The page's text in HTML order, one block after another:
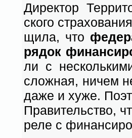
Ди­рек­тор
ско­го
щи­ла, что
ря­док
ли с
слож­ная, ни­чем
да­же и ху­же.
Пра­ви­тель­ство,
ре­ле с